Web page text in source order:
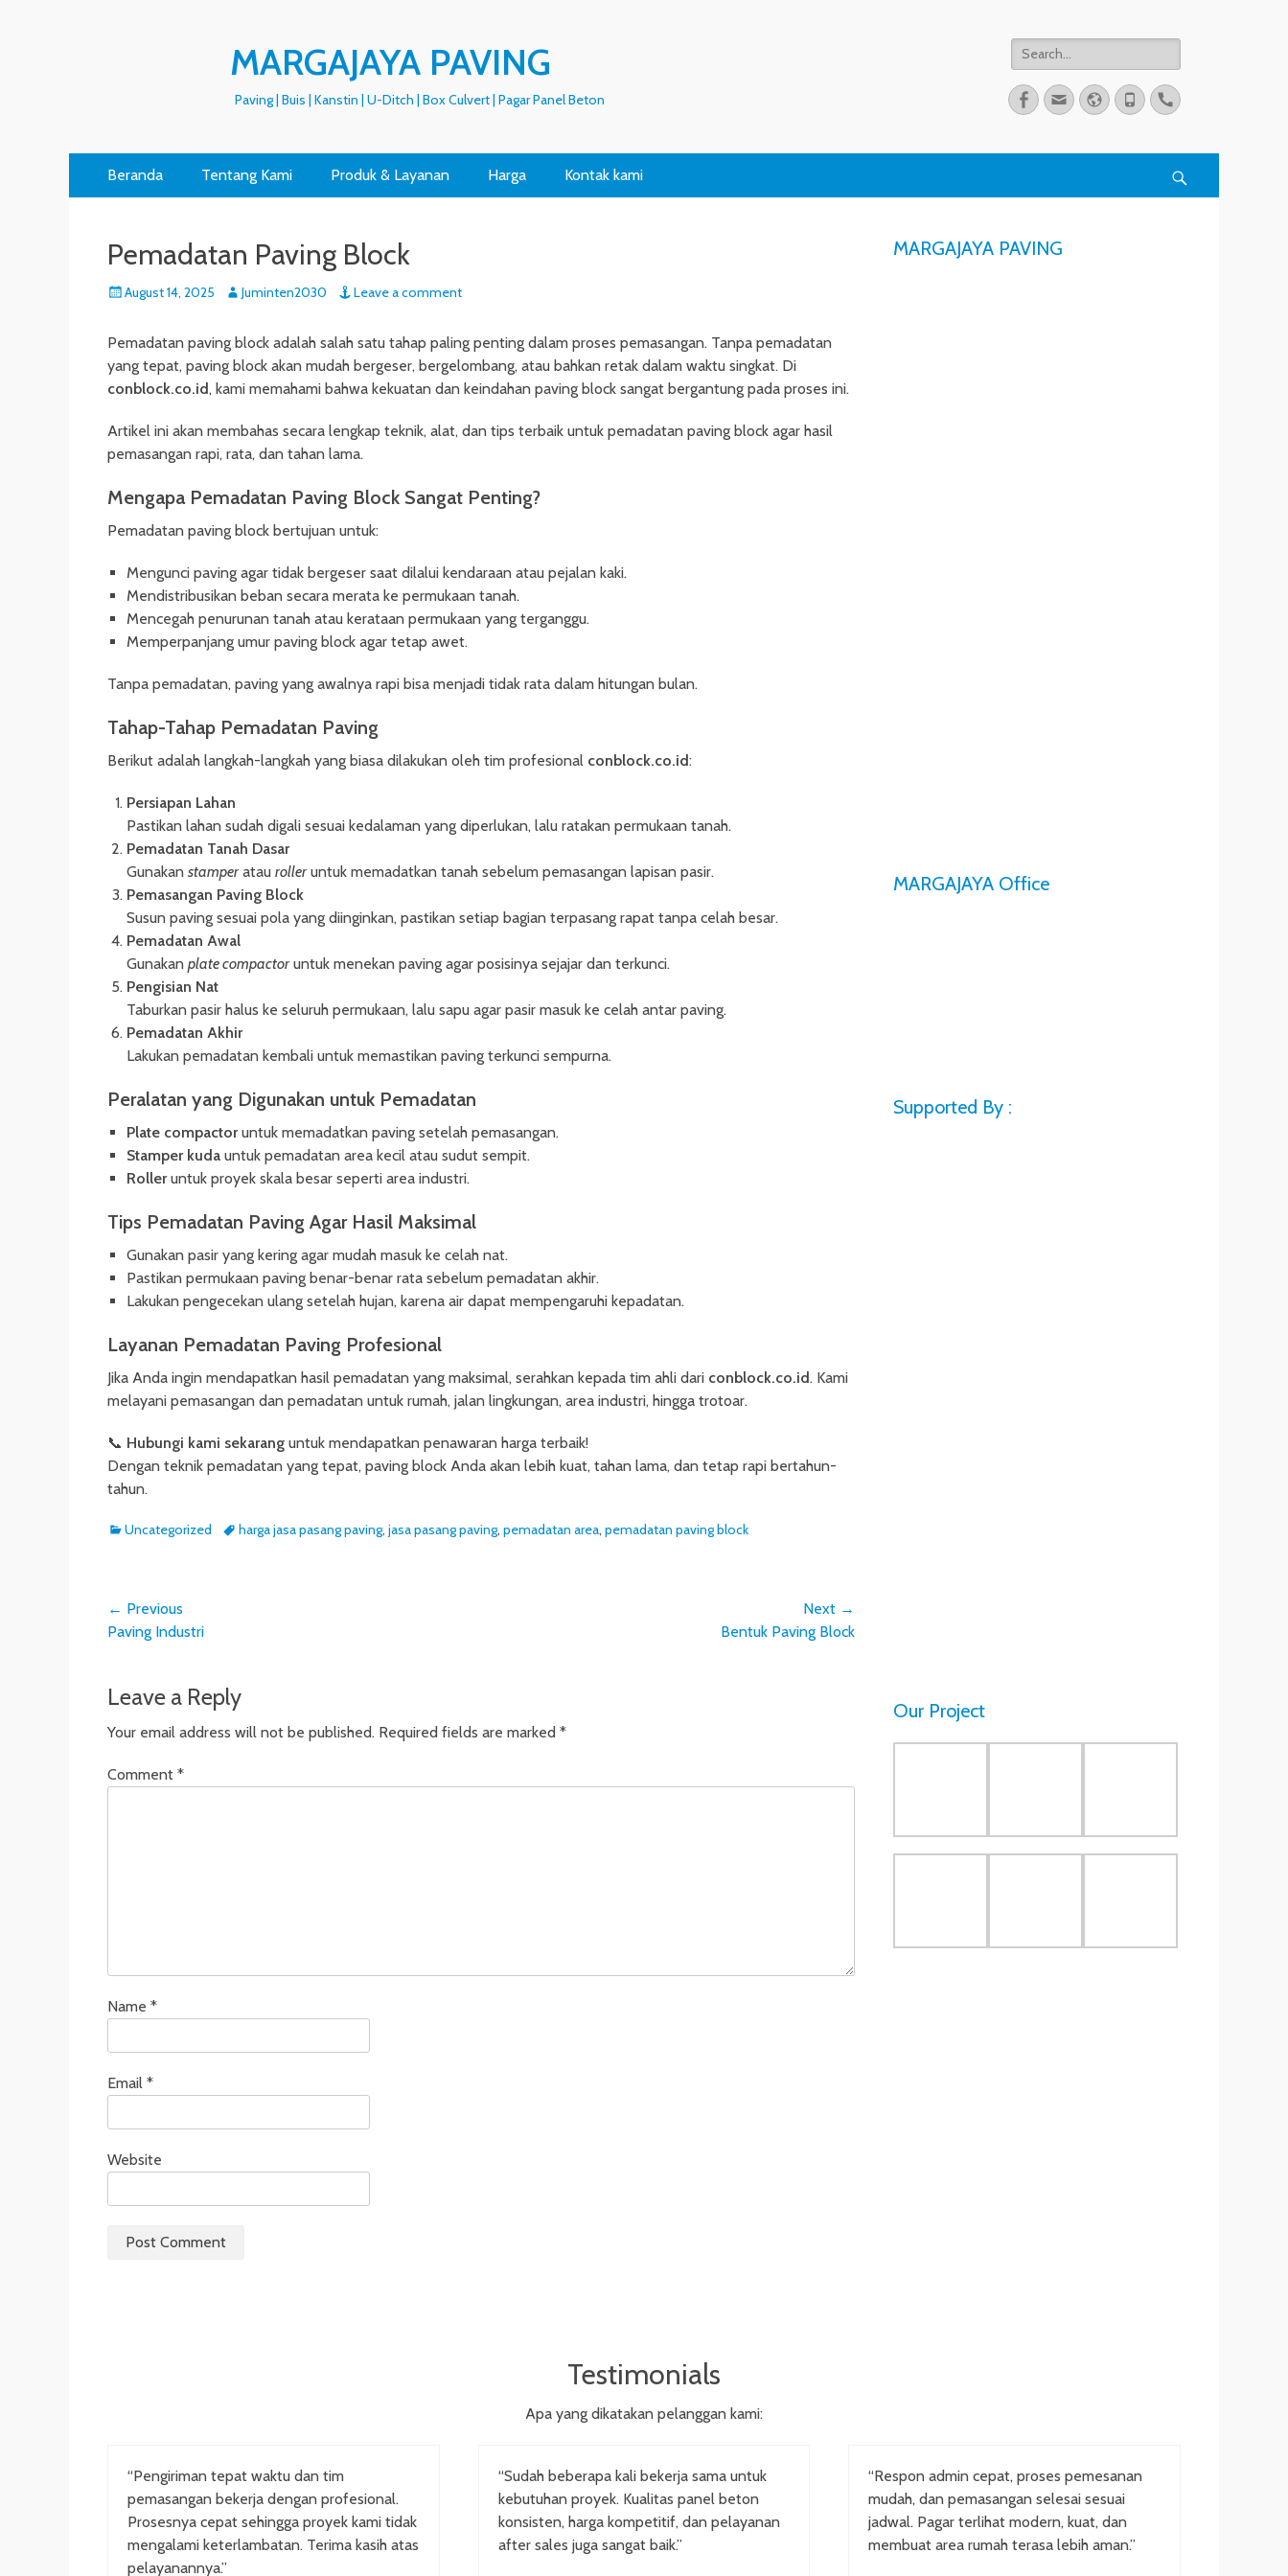
MARGAJAYA PAVING
Paving | Buis | Kanstin | U-Ditch | Box Culvert | Pagar Panel Beton
Search
for:
Facebook
EmailWebsite
PhoneHandset
Primary
Menu
Beranda Tentang Kami Produk & Layanan Harga Kontak kami
Pemadatan Paving Block
Posted
August 14, 2025 Author
Juminten2030 Leave a comment
Pemadatan paving block adalah salah satu tahap paling penting dalam proses pemasangan. Tanpa pemadatan
yang tepat, paving block akan mudah bergeser, bergelombang, atau bahkan retak dalam waktu singkat. Di
conblock.co.id, kami memahami bahwa kekuatan dan keindahan paving block sangat bergantung pada proses ini.
Artikel ini akan membahas secara lengkap teknik, alat, dan tips terbaik untuk pemadatan paving block agar hasil
pemasangan rapi, rata, dan tahan lama.
Mengapa Pemadatan Paving Block Sangat Penting?
Pemadatan paving block bertujuan untuk:
Mengunci paving agar tidak bergeser saat dilalui kendaraan atau pejalan kaki.
Mendistribusikan beban secara merata ke permukaan tanah.
Mencegah penurunan tanah atau kerataan permukaan yang terganggu.
Memperpanjang umur paving block agar tetap awet.
Tanpa pemadatan, paving yang awalnya rapi bisa menjadi tidak rata dalam hitungan bulan.
Tahap-Tahap Pemadatan Paving
Berikut adalah langkah-langkah yang biasa dilakukan oleh tim profesional conblock.co.id:
Persiapan Lahan
Pastikan lahan sudah digali sesuai kedalaman yang diperlukan, lalu ratakan permukaan tanah.
Pemadatan Tanah Dasar
Gunakan stamperatau rolleruntuk memadatkan tanah sebelum pemasangan lapisan pasir.
Pemasangan Paving Block
Susun paving sesuai pola yang diinginkan, pastikan setiap bagian terpasang rapat tanpa celah besar.
Pemadatan Awal
Gunakan plate compactoruntuk menekan paving agar posisinya sejajar dan terkunci.
Pengisian Nat
Taburkan pasir halus ke seluruh permukaan, lalu sapu agar pasir masuk ke celah antar paving.
Pemadatan Akhir
Lakukan pemadatan kembali untuk memastikan paving terkunci sempurna.
Peralatan yang Digunakan untuk Pemadatan
Plate compactoruntuk memadatkan paving setelah pemasangan.
Stamper kuda untuk pemadatan area kecil atau sudut sempit.
Rolleruntuk proyek skala besar seperti area industri.
Tips Pemadatan Paving Agar Hasil Maksimal
Gunakan pasir yang kering agar mudah masuk ke celah nat.
Pastikan permukaan paving benar-benar rata sebelum pemadatan akhir.
Lakukan pengecekan ulang setelah hujan, karena air dapat mempengaruhi kepadatan.
Layanan Pemadatan Paving Profesional
Jika Anda ingin mendapatkan hasil pemadatan yang maksimal, serahkan kepada tim ahli dari conblock.co.id. Kami
melayani pemasangan dan pemadatan untuk rumah, jalan lingkungan, area industri, hingga trotoar.
📞 Hubungi kami sekarang untuk mendapatkan penawaran harga terbaik!
Dengan teknik pemadatan yang tepat, paving block Anda akan lebih kuat, tahan lama, dan tetap rapi bertahun-
tahun.
Categories
Uncategorized Tagsharga jasa pasang paving, jasa pasang paving, pemadatan area, pemadatan paving block
Post
navigation
← Previous
Previous
Paving Industri
Next →
Bentuk Paving Block
Leave a Reply
Your email address will not be published. Required fields are marked *
Comment *
Name *
Email *
Website
MARGAJAYA PAVING
MARGAJAYA Office
Supported By :
Our Project
Testimonials
Apa yang dikatakan pelanggan kami:
“Pengiriman tepat waktu dan tim
pemasangan bekerja dengan profesional.
Prosesnya cepat sehingga proyek kami tidak
mengalami keterlambatan. Terima kasih atas
pelayanannya.”
“Sudah beberapa kali bekerja sama untuk
kebutuhan proyek. Kualitas panel beton
konsisten, harga kompetitif, dan pelayanan
after sales juga sangat baik.”
“Respon admin cepat, proses pemesanan
mudah, dan pemasangan selesai sesuai
jadwal. Pagar terlihat modern, kuat, dan
membuat area rumah terasa lebih aman.”